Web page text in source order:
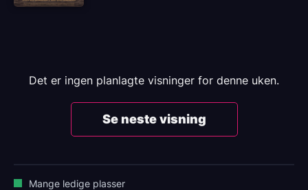
Det er ingen planlagte visninger for denne uken.
Se neste visning
Mange ledige plasser